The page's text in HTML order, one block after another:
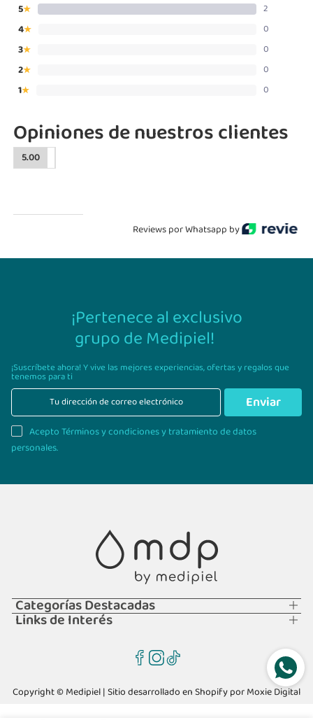
5★ 2
4★ 0
3★ 0
2★ 0
1★ 0
Opiniones de nuestros clientes
5.00
Reviews por Whatsapp by
¡Pertenece al exclusivo
grupo de Medipiel!
¡Suscríbete ahora! Y vive las mejores experiencias,ofertas y regalos que
tenemos para ti
Enviar
Acepto Términos y condiciones y tratamiento de datos
personales.
Categorías Destacadas
Links de Interés
Copyright © Medipiel | Sitio desarrollado en Shopify porMoxie Digital